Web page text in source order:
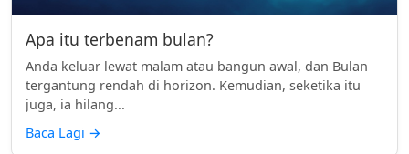
Apa itu terbenam bulan?
Anda keluar lewat malam atau bangun awal, dan Bulan
tergantung rendah di horizon. Kemudian, seketika itu
juga, ia hilang...
Baca Lagi →